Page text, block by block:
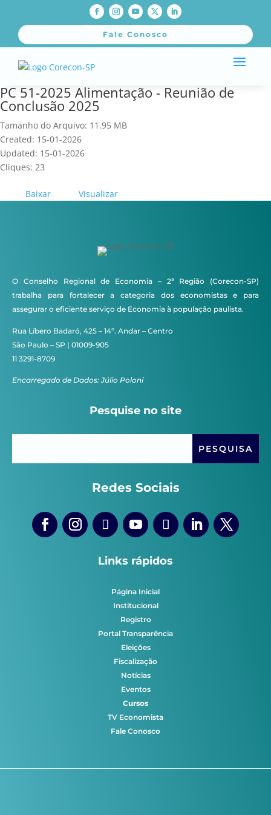
Fale Conosco
PC 51-2025 Alimentação - Reunião de
Conclusão 2025
Tamanho do Arquivo: 11.95 MB
Created: 15-01-2026
Updated: 15-01-2026
Cliques: 23
Baixar Visualizar
O Conselho Regional de Economia – 2ª Região (Corecon-SP)
trabalha para fortalecer a categoria dos economistas e para
assegurar o eficiente serviço de Economia à população paulista.
Rua Líbero Badaró, 425 – 14º. Andar – Centro
São Paulo – SP | 01009-905
11 3291-8709
Encarregado de Dados: Júlio Poloni
Pesquise no site
Redes Sociais
Links rápidos
Página Inicial
Institucional
Registro
Portal Transparência
Eleições
Fiscalização
Notícias
Eventos
Cursos
TV Economista
Fale Conosco